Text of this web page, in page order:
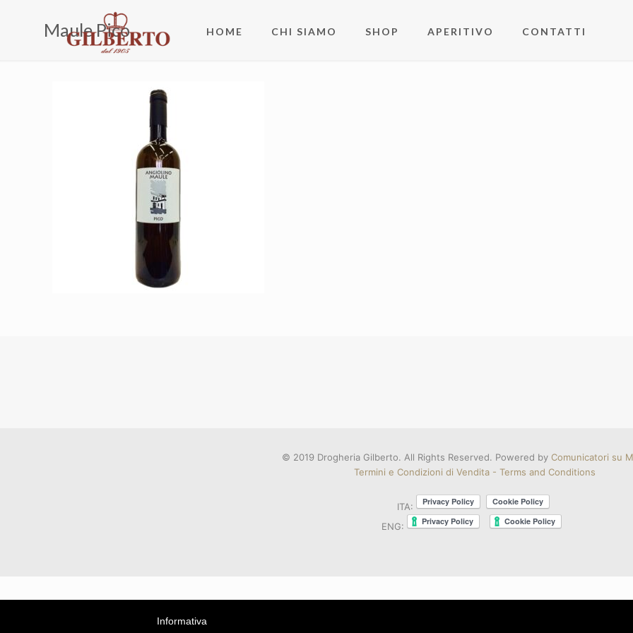
HOME CHI SIAMO SHOP APERITIVO CONTATTI
Maule Pico
© 2019 Drogheria Gilberto. All Rights Reserved. Powered by Comunicatori su
Termini e Condizioni di Vendita - Terms and Conditions
ITA:
ENG:
Informativa